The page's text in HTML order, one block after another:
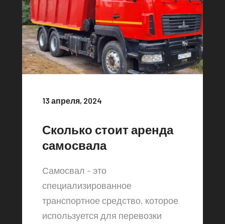
13 апреля, 2024
Сколько стоит аренда
самосвала
Самосвал - это
специализированное
транспортное средство, которое
используется для перевозки